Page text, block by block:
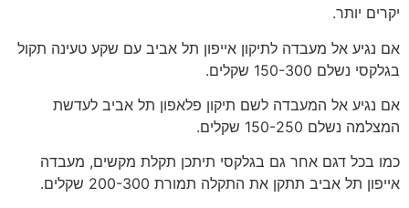
יקרים יותר.
אם נגיע אל מעבדה לתיקון אייפון תל אביב עם שקע טעינה תקול
בגלקסי נשלם 150-300 שקלים.
אם נגיע אל המעבדה לשם תיקון פלאפון תל אביב לעדשת
המצלמה נשלם 150-250 שקלים.
כמו בכל דגם אחר גם בגלקסי תיתכן תקלת מקשים, מעבדה
אייפון תל אביב תתקן את התקלה תמורת 200-300 שקלים.